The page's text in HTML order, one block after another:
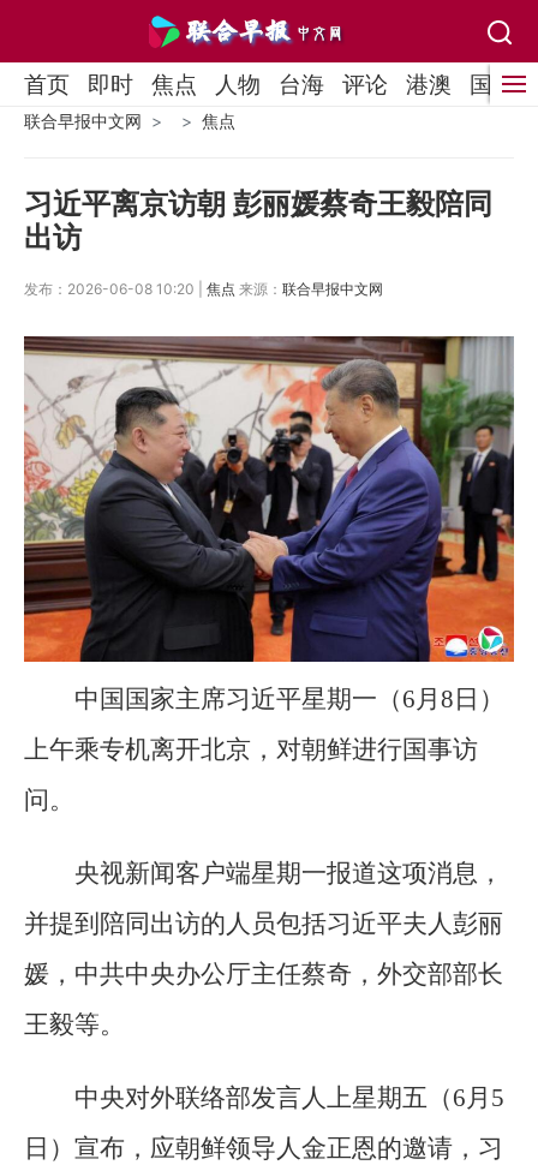
首页 即时 焦点 人物 台海 评论 港澳 国际
联合早报中文网 焦点
习近平离京访朝 彭丽媛蔡奇王毅陪同
出访
发布：2026-06-08 10:20 | 焦点 来源： 联合早报中文网
中国国家主席习近平星期一（6月8日）
上午乘专机离开北京，对朝鲜进行国事访
问。
央视新闻客户端星期一报道这项消息，
并提到陪同出访的人员包括习近平夫人彭丽
媛，中共中央办公厅主任蔡奇，外交部部长
王毅等。
中央对外联络部发言人上星期五（6月5
日）宣布，应朝鲜领导人金正恩的邀请，习